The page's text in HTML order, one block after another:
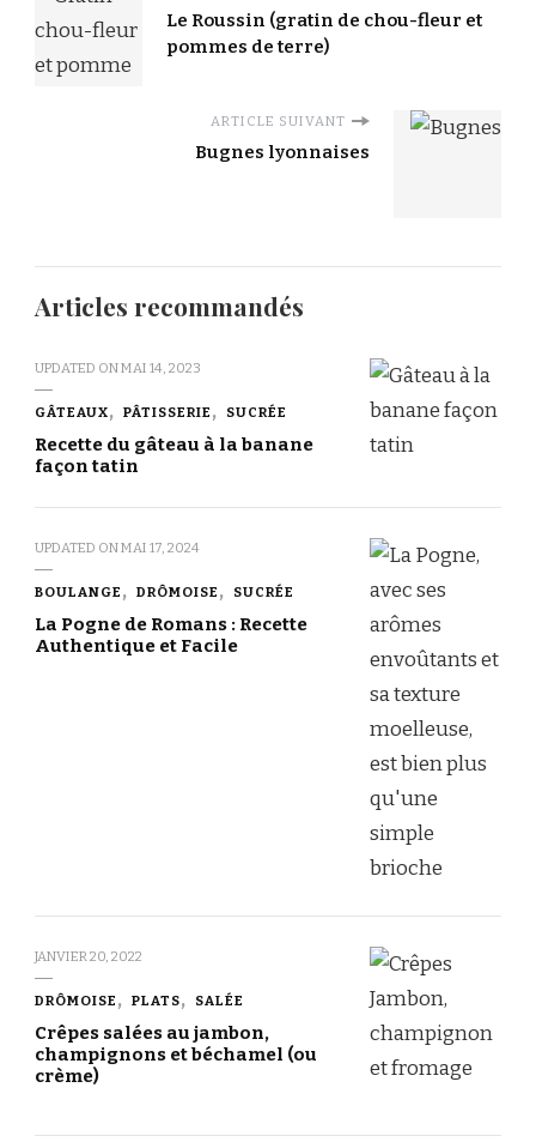
Le Roussin (gratin de chou-fleur et
pommes de terre)
ARTICLE SUIVANT
Bugnes lyonnaises
Articles recommandés
UPDATED ONMAI 14, 2023
GÂTEAUX PÂTISSERIE SUCRÉE
Recette du gâteau à la banane
façon tatin
UPDATED ONMAI 17, 2024
BOULANGE DRÔMOISE SUCRÉE
La Pogne de Romans : Recette
Authentique et Facile
JANVIER 20, 2022
DRÔMOISE PLATS SALÉE
Crêpes salées au jambon,
champignons et béchamel (ou
crème)